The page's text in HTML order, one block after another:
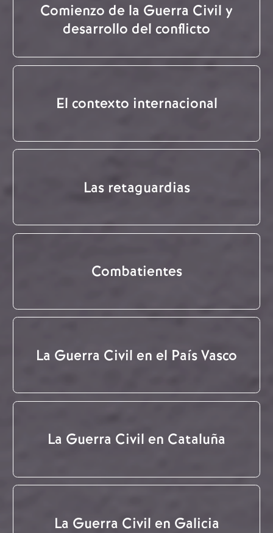
Comienzo de la Guerra Civil y
desarrollo del conflicto
El contexto internacional
Las retaguardias
Combatientes
La Guerra Civil en el País Vasco
La Guerra Civil en Cataluña
La Guerra Civil en Galicia